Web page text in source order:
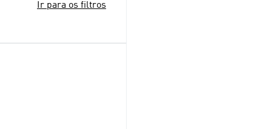
Ir para os filtros